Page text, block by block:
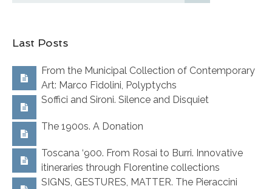
Last Posts
From the Municipal Collection of Contemporary
Art: Marco Fidolini, Polyptychs
Soffici and Sironi. Silence and Disquiet
The 1900s. A Donation
Toscana ‘900. From Rosai to Burri. Innovative
itineraries through Florentine collections
SIGNS, GESTURES, MATTER. The Pieraccini